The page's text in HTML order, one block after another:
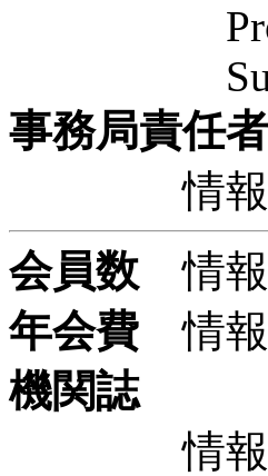
Susan
事務局責任者
情報
会員数 情報
年会費 情報
機関誌
情報